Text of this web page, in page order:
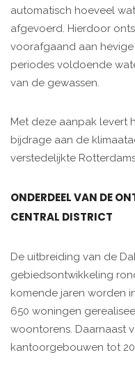
automatisch hoeveel
afgevoerd. Hierdoor
voorafgaand aan
periodes voldoende
van de gewassen.
Met deze aanpak levert
bijdrage aan de
verstedelijkte
ONDERDEEL VAN DE
CENTRAL DISTRICT
De uitbreiding van de
gebiedsontwikkeling
komende jaren worden
650 woningen
woontorens. Daarnaast
kantoorgebouwen tot